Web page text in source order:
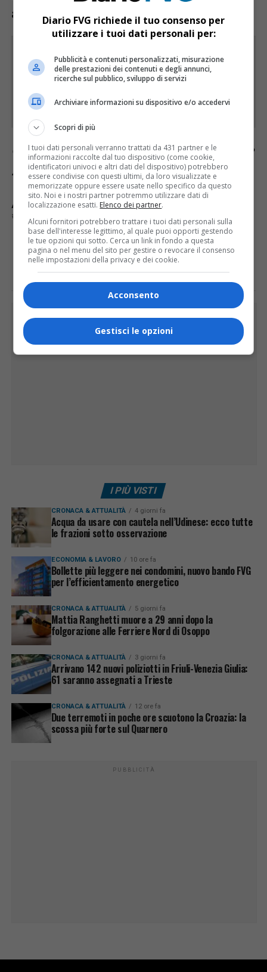
al confine con il Veneto.
Rimani aggiornato seguendoci su Google
News!
SEGUICI
Continua a leggere le notizie diDiario FVG
segui la nostrapagina Facebook
ARGOMENTI CORRELATI: FRIULI VENEZIA GIULIA
CLICCA PER COMMENTARE
I PIÙ VISTI
CRONACA & ATTUALITÀ 4 giorni fa
Acqua da usare con cautela nell’Udinese: ecco tutte
le frazioni sotto osservazione
ECONOMIA & LAVORO 10 ore fa
Bollette più leggere nei condomini, nuovo bando FVG
per l’efficientamento energetico
CRONACA & ATTUALITÀ 5 giorni fa
Mattia Ranghetti muore a 29 anni dopo la
folgorazione alle Ferriere Nord di Osoppo
CRONACA & ATTUALITÀ 3 giorni fa
Arrivano 142 nuovi poliziotti in Friuli-Venezia Giulia:
61 saranno assegnati a Trieste
CRONACA & ATTUALITÀ 12 ore fa
Due terremoti in poche ore scuotono la Croazia: la
scossa più forte sul Quarnero
PUBBLICITÀ
Diario FVG richiede il tuo consenso per
utilizzare i tuoi dati personali per:
Pubblicità e contenuti personalizzati, misurazione
delle prestazioni dei contenuti e degli annunci,
ricerche sul pubblico, sviluppo di servizi
Archiviare informazioni su dispositivo e/o accedervi
Scopri di più
I tuoi dati personali verranno trattati da 431 partner e le
informazioni raccolte dal tuo dispositivo (come cookie,
identificatori univoci e altri dati del dispositivo) potrebbero
essere condivise con questi ultimi, da loro visualizzate e
memorizzate oppure essere usate nello specifico da questo
sito. Noi e i nostri partner potremmo utilizzare dati di
localizzazione esatti. Elenco dei partner.
Alcuni fornitori potrebbero trattare i tuoi dati personali sulla
base dell'interesse legittimo, al quale puoi opporti gestendo
le tue opzioni qui sotto. Cerca un link in fondo a questa
pagina o nel menu del sito per gestire o revocare il consenso
nelle impostazioni della privacy e dei cookie.
Acconsento
Gestisci le opzioni